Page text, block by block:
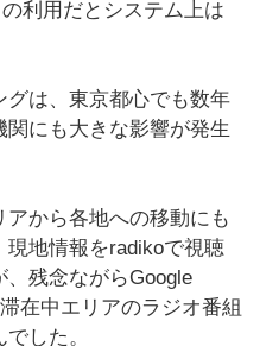
利用だとシステム上は
は、東京都心でも数年
にも大きな影響が発生
から各地への移動にも
地情報をradikoで視聴
、残念ながらGoogle
在中エリアのラジオ番組
した。